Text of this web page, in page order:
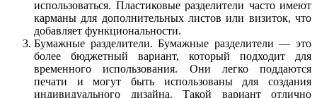
использоваться. Пластиковые разделители часто имеют
карманы для дополнительных листов или визиток, что
добавляет функциональности.
Бумажные разделители.Бумажные разделители — это
более бюджетный вариант, который подходит для
временного использования. Они легко поддаются
печати и могут быть использованы для создания
индивидуального дизайна. Такой вариант отлично